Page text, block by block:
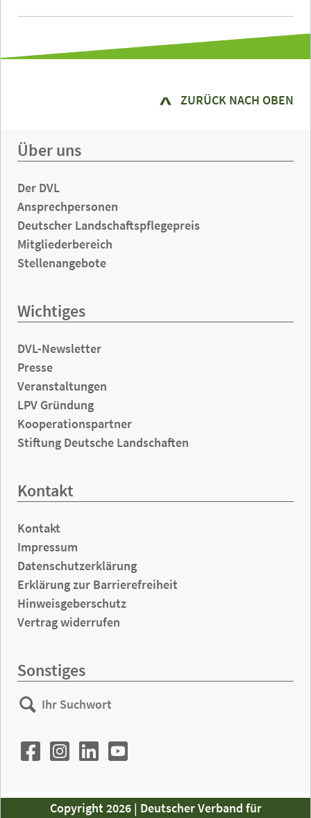
ZURÜCK NACH OBEN
Über uns
Der DVL
Ansprechpersonen
Deutscher Landschaftspflegepreis
Mitgliederbereich
Stellenangebote
Wichtiges
DVL-Newsletter
Presse
Veranstaltungen
LPV Gründung
Kooperationspartner
Stiftung Deutsche Landschaften
Kontakt
Kontakt
Impressum
Datenschutzerklärung
Erklärung zur Barrierefreiheit
Hinweisgeberschutz
Vertrag widerrufen
Sonstiges
Ihr
Suchwort
Suchen
Copyright 2026 | Deutscher Verband für